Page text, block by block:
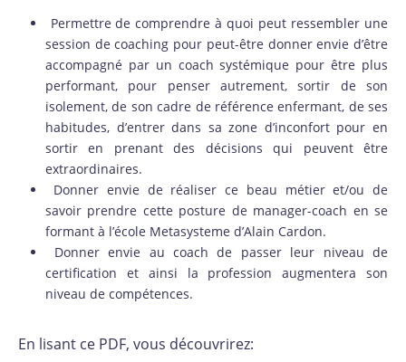
Permettre de comprendre à quoi peut ressembler une
session de coaching pour peut-être donner envie d’être
accompagné par un coach systémique pour être plus
performant, pour penser autrement, sortir de son
isolement, de son cadre de référence enfermant, de ses
habitudes, d’entrer dans sa zone d’inconfort pour en
sortir en prenant des décisions qui peuvent être
extraordinaires.
Donner envie de réaliser ce beau métier et/ou de
savoir prendre cette posture de manager-coach en se
formant à l’école Metasysteme d’Alain Cardon.
Donner envie au coach de passer leur niveau de
certification et ainsi la profession augmentera son
niveau de compétences.
En lisant ce PDF, vous découvrirez: